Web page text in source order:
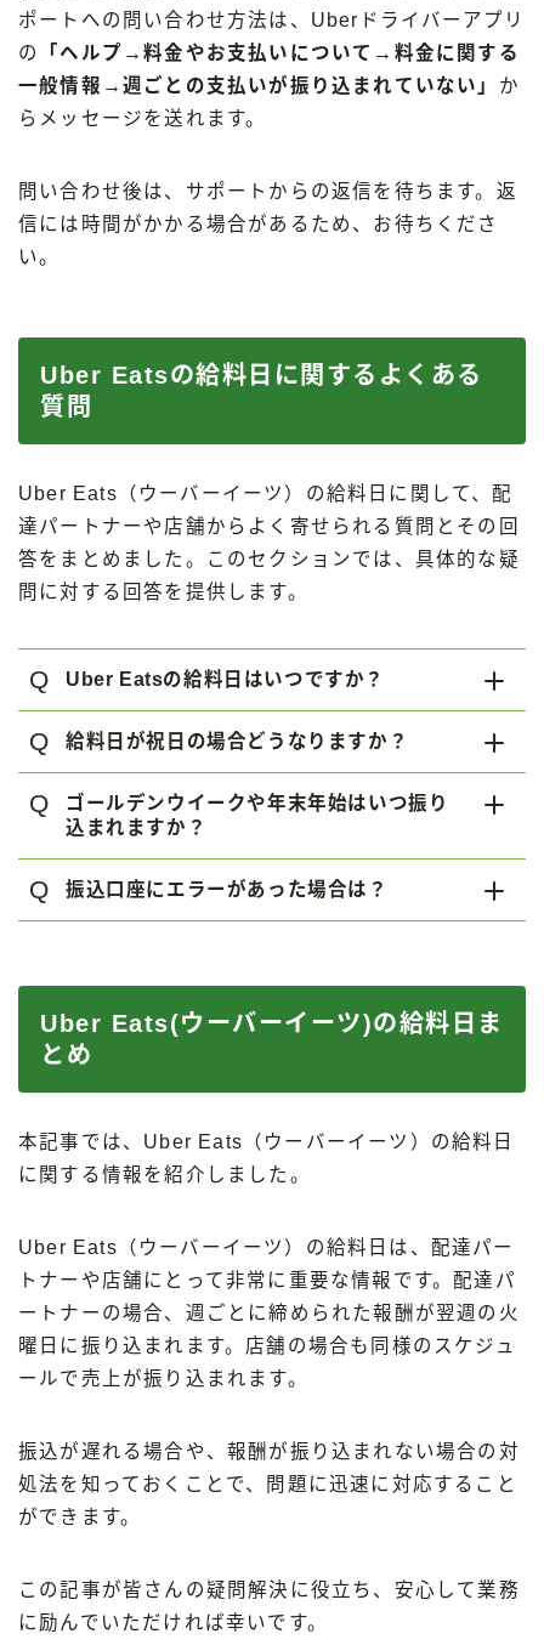
ポートへの問い合わせ方法は、Uberドライバーアプリ
の
「ヘルプ→料金やお支払いについて→料金に関する
一般情報→週ごとの支払いが振り込まれていない」 か
らメッセージを送れます。
問い合わせ後は、サポートからの返信を待ちます。返
信には時間がかかる場合があるため、お待ちくださ
い。
Uber Eatsの給料日に関するよくある
質問
Uber Eats（ウーバーイーツ）の給料日に関して、配
達パートナーや店舗からよく寄せられる質問とその回
答をまとめました。このセクションでは、具体的な疑
問に対する回答を提供します。
Q Uber Eatsの給料日はいつですか？
Q 給料日が祝日の場合どうなりますか？
Q
ゴールデンウイークや年末年始はいつ振り
込まれますか？
Q 振込口座にエラーがあった場合は？
Uber Eats(ウーバーイーツ)の給料日ま
とめ
本記事では、Uber Eats（ウーバーイーツ）の給料日
に関する情報を紹介しました。
Uber Eats（ウーバーイーツ）の給料日は、配達パー
トナーや店舗にとって非常に重要な情報です。配達パ
ートナーの場合、週ごとに締められた報酬が翌週の火
曜日に振り込まれます。店舗の場合も同様のスケジュ
ールで売上が振り込まれます。
振込が遅れる場合や、報酬が振り込まれない場合の対
処法を知っておくことで、問題に迅速に対応すること
ができます。
この記事が皆さんの疑問解決に役立ち、安心して業務
に励んでいただければ幸いです。